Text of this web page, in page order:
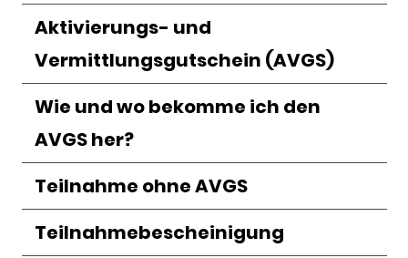
Aktivierungs- und
Vermittlungsgutschein (AVGS)
Wie und wo bekomme ich den
AVGS her?
Teilnahme ohne AVGS
Teilnahmebescheinigung